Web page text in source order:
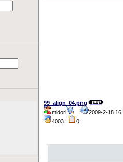
99_align_04.png
midori
2009-2-18
4003
0